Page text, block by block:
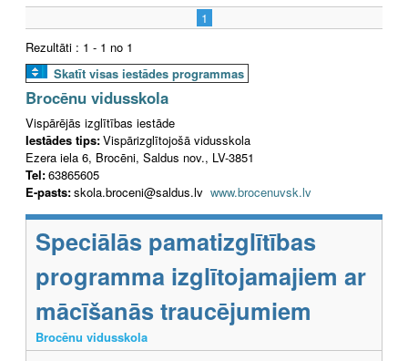
1
Rezultāti : 1 - 1 no 1
Skatīt visas iestādes programmas
Brocēnu vidusskola
Vispārējās izglītības iestāde
Iestādes tips:Vispārizglītojošā vidusskola
Ezera iela 6, Brocēni, Saldus nov., LV-3851
Tel:63865605
E-pasts:skola.broceni@saldus.lv www.brocenuvsk.lv
Speciālās pamatizglītības
programma izglītojamajiem ar
mācīšanās traucējumiem
Brocēnu vidusskola